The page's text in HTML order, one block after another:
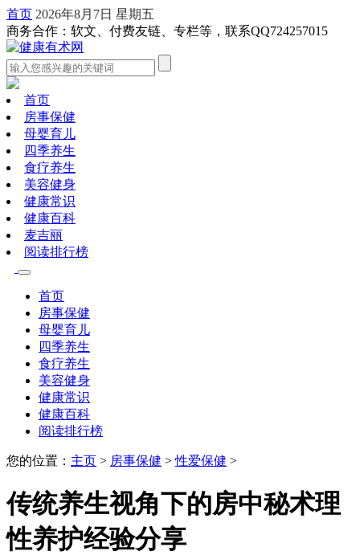
首页 2026年8月7日 星期五
商务合作：软文、付费友链、专栏等，联系QQ724257015
首页
房事保健
母婴育儿
四季养生
食疗养生
美容健身
健康常识
健康百科
麦吉丽
阅读排行榜
首页
房事保健
母婴育儿
四季养生
食疗养生
美容健身
健康常识
健康百科
阅读排行榜
您的位置： 主页 > 房事保健 >性爱保健 >
传统养生视角下的房中秘术理
性养护经验分享